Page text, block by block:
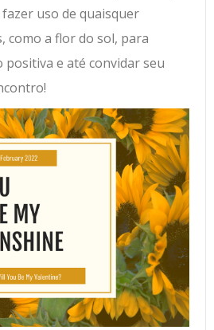
uso de quaisquer
como a flor do sol, para
positiva e até convidar seu